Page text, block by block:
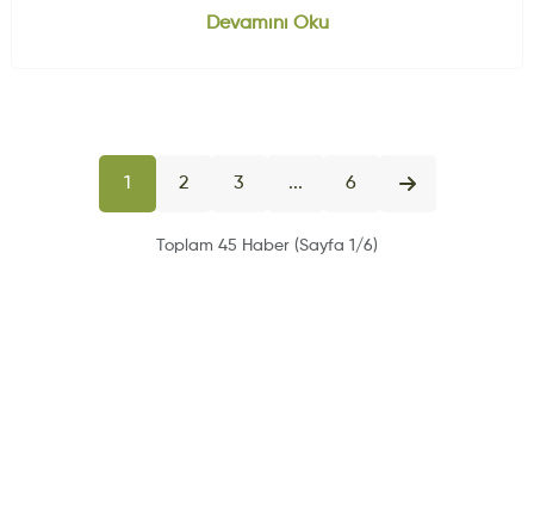
Devamını Oku
1 2 3 ... 6
Toplam 45 Haber (Sayfa 1/6)